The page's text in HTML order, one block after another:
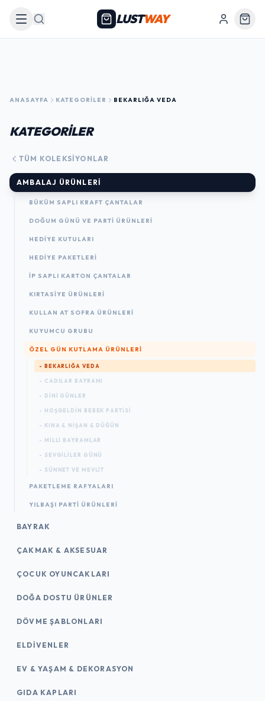
Arama LUSTWAY
ANASAYFA KATEGORILER BEKARLIĞA VEDA
KATEGORİLER
TÜM KOLEKSIYONLAR
AMBALAJ ÜRÜNLERI
BÜKÜM SAPLI KRAFT ÇANTALAR
DOĞUM GÜNÜ VE PARTI ÜRÜNLERI
HEDIYE KUTULARI
HEDIYE PAKETLERI
İP SAPLI KARTON ÇANTALAR
KIRTASIYE ÜRÜNLERI
KULLAN AT SOFRA ÜRÜNLERI
KUYUMCU GRUBU
ÖZEL GÜN KUTLAMA ÜRÜNLERI
- BEKARLIĞA VEDA
- CADILAR BAYRAMI
- DINI GÜNLER
- HOŞGELDIN BEBEK PARTISI
- KINA & NIŞAN & DÜĞÜN
- MILLI BAYRAMLAR
- SEVGILILER GÜNÜ
- SÜNNET VE MEVLIT
PAKETLEME RAFYALARI
YILBAŞI PARTI ÜRÜNLERI
BAYRAK
ÇAKMAK & AKSESUAR
ÇOCUK OYUNCAKLARI
DOĞA DOSTU ÜRÜNLER
DÖVME ŞABLONLARI
ELDIVENLER
EV & YAŞAM & DEKORASYON
GIDA KAPLARI